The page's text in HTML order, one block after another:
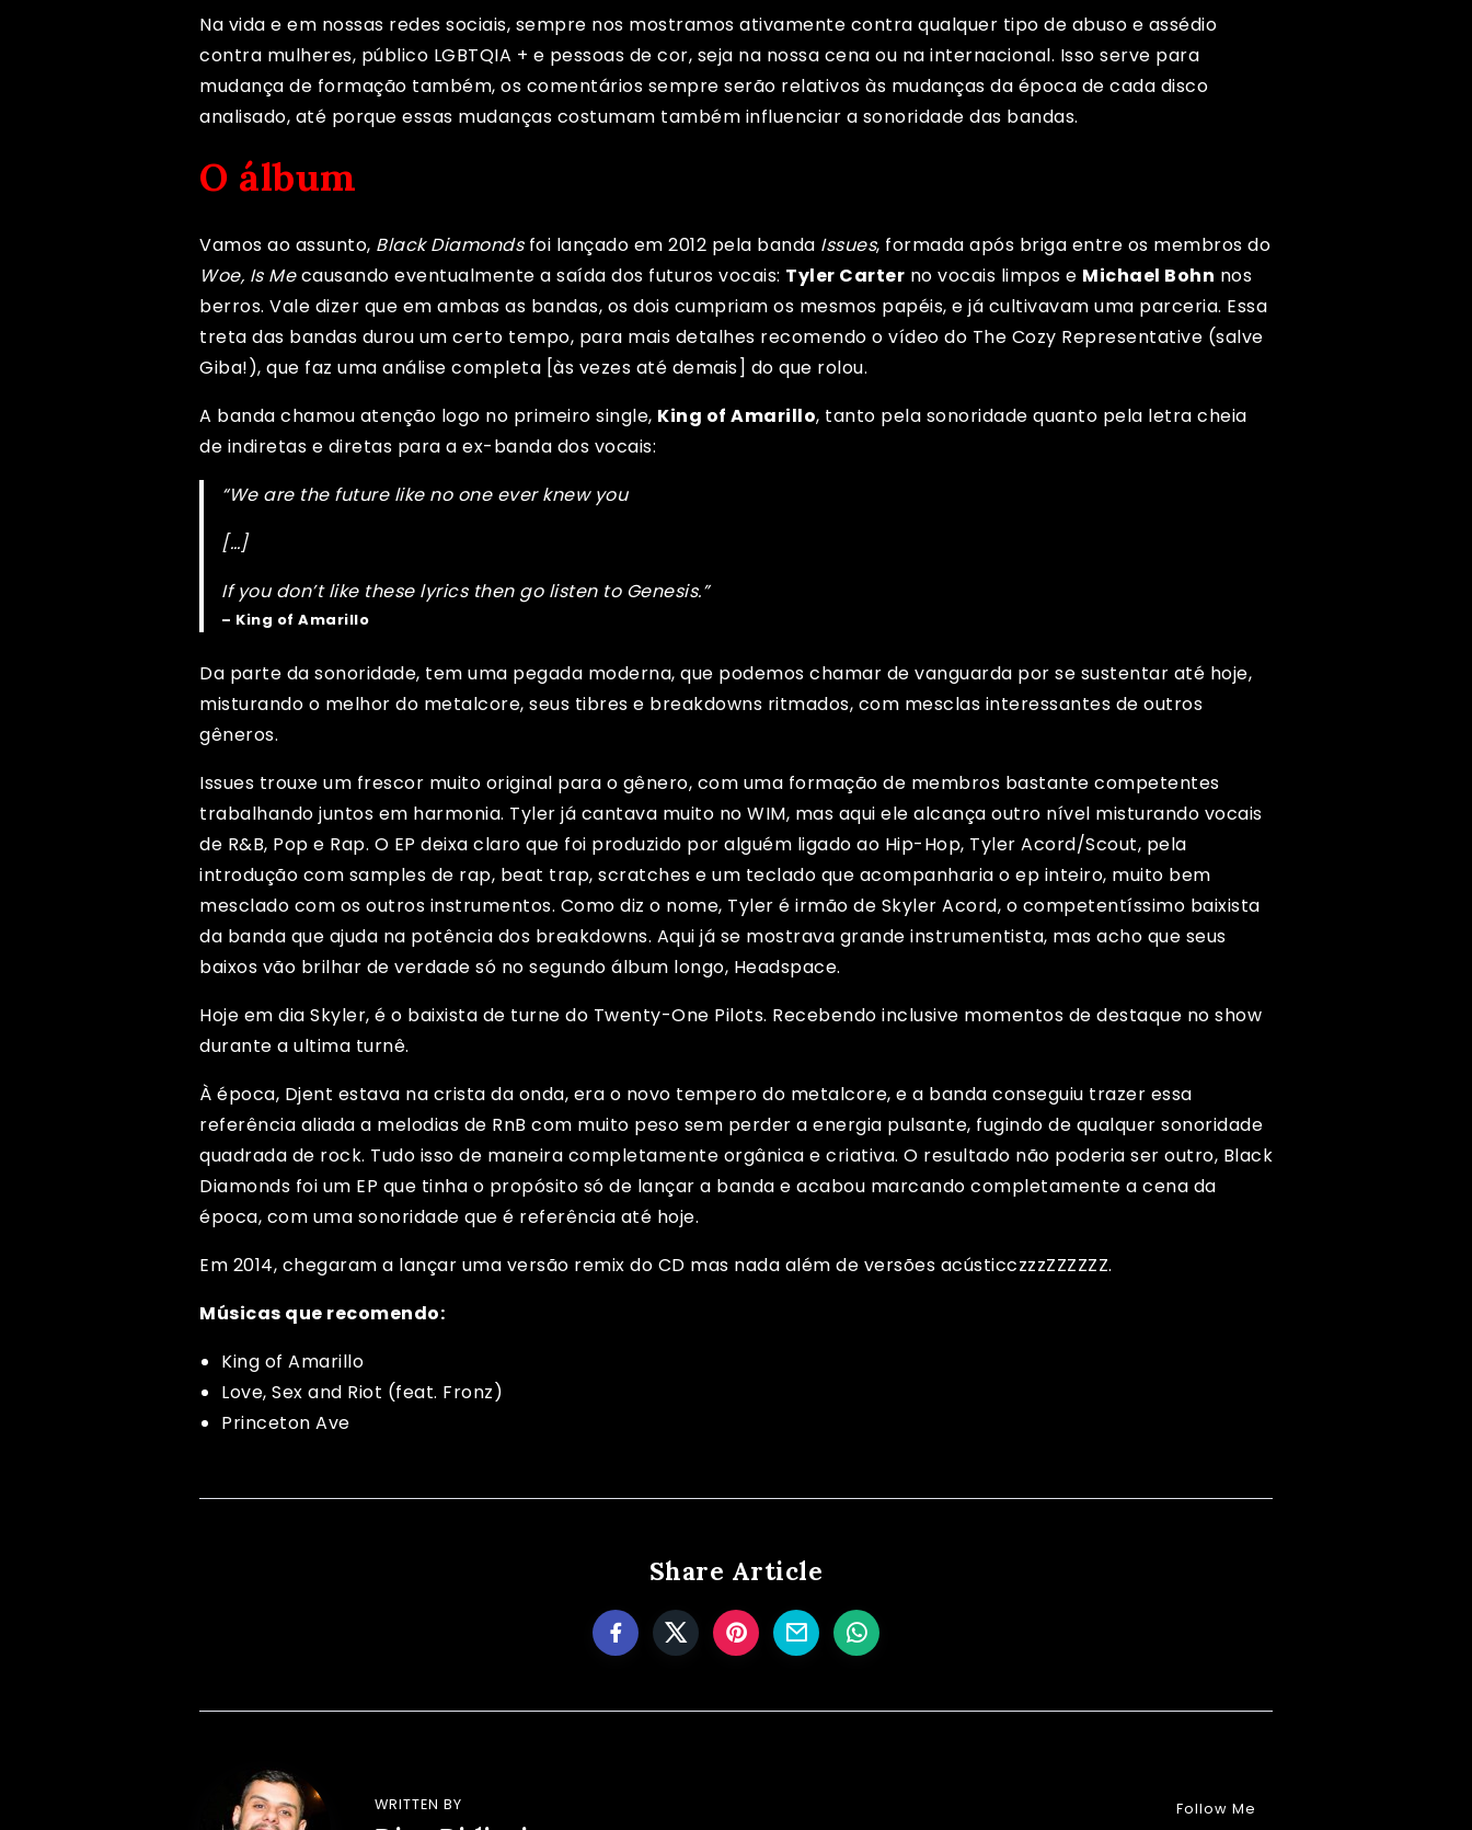
Na vida e em nossas redes sociais, sempre nos mostramos ativamente contra qualquer tipo de abuso e assédio
contra mulheres, público LGBTQIA + e pessoas de cor, seja na nossa cena ou na internacional. Isso serve para
mudança de formação também, os comentários sempre serão relativos às mudanças da época de cada disco
analisado, até porque essas mudanças costumam também influenciar a sonoridade das bandas.
O álbum
Vamos ao assunto, Black Diamondsfoi lançado em 2012 pela banda Issues, formada após briga entre os membros do
Woe, Is Mecausando eventualmente a saída dos futuros vocais: Tyler Carter no vocais limpos e Michael Bohn nos
berros. Vale dizer que em ambas as bandas, os dois cumpriam os mesmos papéis, e já cultivavam uma parceria. Essa
treta das bandas durou um certo tempo, para mais detalhes recomendo o vídeo do The Cozy Representative (salve
Giba!), que faz uma análise completa [às vezes até demais] do que rolou.
A banda chamou atenção logo no primeiro single, King of Amarillo, tanto pela sonoridade quanto pela letra cheia
de indiretas e diretas para a ex-banda dos vocais:
“We are the future like no one ever knew you
[…]
If you don’t like these lyrics then go listen to Genesis.”
– King of Amarillo
Da parte da sonoridade, tem uma pegada moderna, que podemos chamar de vanguarda por se sustentar até hoje,
misturando o melhor do metalcore, seus tibres e breakdowns ritmados, com mesclas interessantes de outros
gêneros.
Issues trouxe um frescor muito original para o gênero, com uma formação de membros bastante competentes
trabalhando juntos em harmonia. Tyler já cantava muito no WIM, mas aqui ele alcança outro nível misturando vocais
de R&B, Pop e Rap. O EP deixa claro que foi produzido por alguém ligado ao Hip-Hop, Tyler Acord/Scout, pela
introdução com samples de rap, beat trap, scratches e um teclado que acompanharia o ep inteiro, muito bem
mesclado com os outros instrumentos. Como diz o nome, Tyler é irmão de Skyler Acord, o competentíssimo baixista
da banda que ajuda na potência dos breakdowns. Aqui já se mostrava grande instrumentista, mas acho que seus
baixos vão brilhar de verdade só no segundo álbum longo, Headspace.
Hoje em dia Skyler, é o baixista de turne do Twenty-One Pilots. Recebendo inclusive momentos de destaque no show
durante a ultima turnê.
À época, Djent estava na crista da onda, era o novo tempero do metalcore, e a banda conseguiu trazer essa
referência aliada a melodias de RnB com muito peso sem perder a energia pulsante, fugindo de qualquer sonoridade
quadrada de rock. Tudo isso de maneira completamente orgânica e criativa. O resultado não poderia ser outro, Black
Diamonds foi um EP que tinha o propósito só de lançar a banda e acabou marcando completamente a cena da
época, com uma sonoridade que é referência até hoje.
Em 2014, chegaram a lançar uma versão remix do CD mas nada além de versões acústicczzzZZZZZZ.
Músicas que recomendo:
King of Amarillo
Love, Sex and Riot (feat. Fronz)
Princeton Ave
Share Article
Follow Me
WRITTEN BY